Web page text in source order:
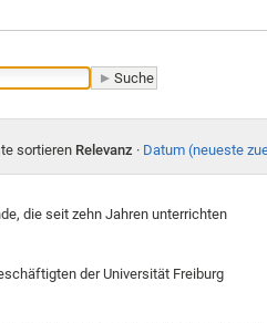
sortieren Relevanz · Datum (neueste
die seit zehn Jahren unterrichten
der Universität Freiburg